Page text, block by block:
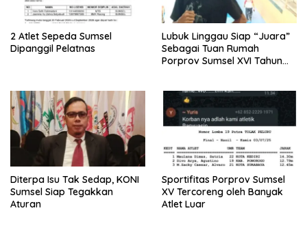
2 Atlet Sepeda Sumsel
Dipanggil Pelatnas
Lubuk Linggau Siap “Juara”
Sebagai Tuan Rumah
Porprov Sumsel XVI Tahun
Diterpa Isu Tak Sedap, KONI
Sumsel Siap Tegakkan
Aturan
Sportifitas Porprov Sumsel
XV Tercoreng oleh Banyak
Atlet Luar